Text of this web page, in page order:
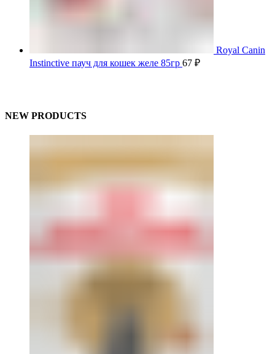
Royal Canin
Instinctive пауч для кошек желе 85гр 67 ₽
NEW PRODUCTS